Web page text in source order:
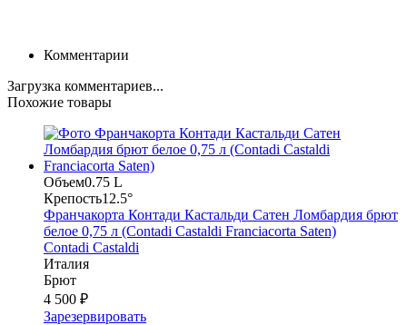
Комментарии
Загрузка комментариев...
Похожие товары
Объем0.75 L
Крепость12.5°
Франчакорта Контади Кастальди Сатен Ломбардия брют
белое 0,75 л (Contadi Castaldi Franciacorta Saten)
Contadi Castaldi
Италия
Брют
4 500 ₽
Зарезервировать